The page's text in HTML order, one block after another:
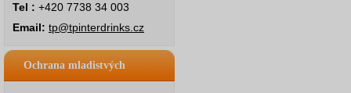
Tel : +420 7738 34 003
Email: tp@tpinterdrinks.cz
Ochrana mladistvých